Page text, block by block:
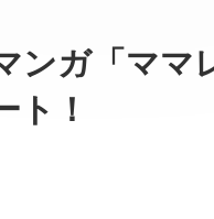
ンガ「ママ
ト！